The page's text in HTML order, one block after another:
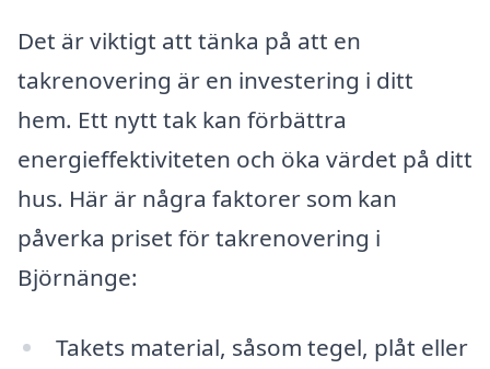
Det är viktigt att tänka på att en
takrenovering är en investering i ditt
hem. Ett nytt tak kan förbättra
energieffektiviteten och öka värdet på ditt
hus. Här är några faktorer som kan
påverka priset för takrenovering i
Björnänge:
Takets material, såsom tegel, plåt eller